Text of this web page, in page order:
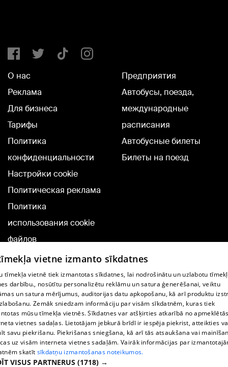
О нас
Реклама
Для бизнеса
Тарифы
Политика
конфиденциальности
Настройки cookie
Политическая реклама
Политика
использования cookie
файлов
Добавление
комментариев
Предприятия
Автобусы, поезда,
международные
расписания
Автобусные билеты
Билеты на поезд
TВ-программа
Условия договора
360 Ziņu kontakti
Helio Media
vietne izmanto sīkdatnes
tīmekļa vietnē tiek izmantotas sīkdatnes, lai nodrošinātu un uzlabotu
darbību., nosūtītu personalizētu reklāmu un satura ģenerēšanai, veiktu
un satura mērījumus, auditorijas datu apkopošanu, kā arī produktu
Zemāk sniedzam informāciju par visām sīkdatnēm, kuras tiek
mūsu tīmekļa vietnēs. Sīkdatnes var atšķirties atkarībā no
vietnes sadaļas. Lietotājam jebkurā brīdī ir iespēja piekrist, atteikties
savu piekrišanu. Piekrišanas sniegšana, kā arī tās atsaukšana vai
uz visām interneta vietnes sadaļām. Vairāk informācijas par
skatīt sīkdatņu izmantošanas noteikumos.
VISUS PARTNERUS (1718) →